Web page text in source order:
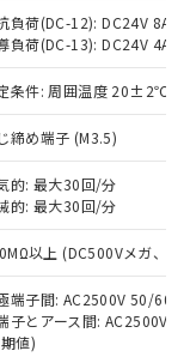
負荷(DC-12): DC24V 8A/
負荷(DC-13): DC24V 4A/
条件: 周囲温度 20±2℃、
締め端子 (M3.5)
的: 最大30回/分
的: 最大30回/分
以上 (DC500Vメガ、点
端子間: AC2500V 50/
子とアース間: AC2500V
値)
器事業取扱
標準価格
もので
の中には、
商品もある
結果は、
質）の非含
定のある
物質）の
を出す予
物質）の
確認中の
。
品として
合などや
。
国RoHSの
。
RoHSの
す。
へお問
うち、外国
る商品